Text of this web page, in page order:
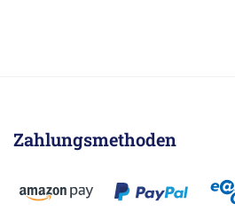
Zahlungsmethoden